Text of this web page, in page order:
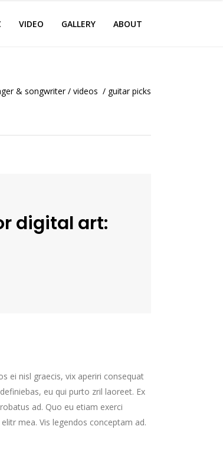
VIDEO GALLERY ABOUT
& songwriter/ videos / guitar picks
digital art:
ei nisl graecis, vix aperiri consequat
eu qui purto zril laoreet. Ex
ad. Quo eu etiam exerci
mea. Vis legendos conceptam ad.